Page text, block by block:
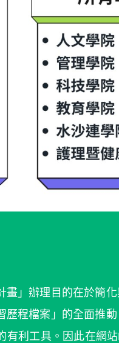
畫」辦理目的在於簡
歷程檔案」的全面推
有利工具。因此在網